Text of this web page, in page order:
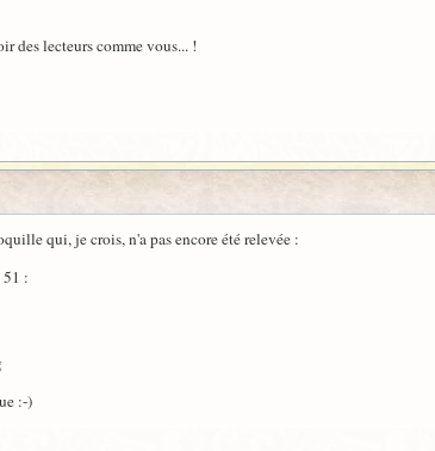
des lecteurs comme vous... !
qui, je crois, n'a pas encore été relevée :
:
:-)